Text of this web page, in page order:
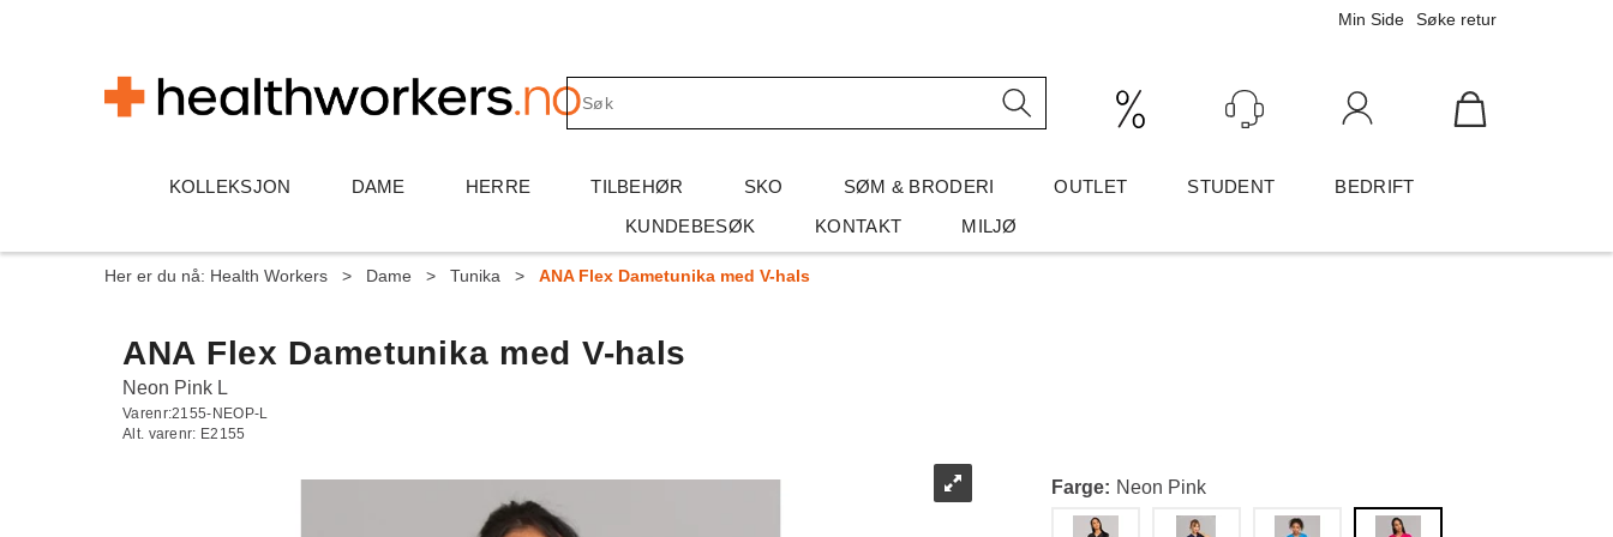
Søke retur
Min Side
KOLLEKSJON DAME HERRE TILBEHØR SKO SØM & BRODERI OUTLET STUDENT
BEDRIFT
KUNDEBESØK
KONTAKT MILJØ
Her er du nå: Health Workers > Dame > Tunika > ANA Flex Dametunika med V-hals
ANA Flex Dametunika med V-hals
Neon Pink L
Varenr:2155-NEOP-L
Alt. varenr: E2155
Farge Neon Pink